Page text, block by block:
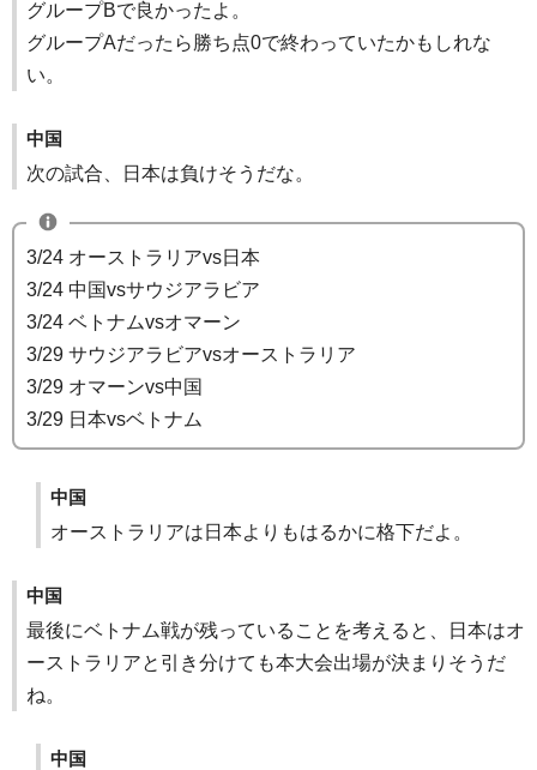
グループBで良かったよ。
グループAだったら勝ち点0で終わっていたかもしれな
い。
中国
次の試合、日本は負けそうだな。
3/24 オーストラリアvs日本
3/24 中国vsサウジアラビア
3/24 ベトナムvsオマーン
3/29 サウジアラビアvsオーストラリア
3/29 オマーンvs中国
3/29 日本vsベトナム
中国
オーストラリアは日本よりもはるかに格下だよ。
中国
最後にベトナム戦が残っていることを考えると、日本はオ
ーストラリアと引き分けても本大会出場が決まりそうだ
ね。
中国